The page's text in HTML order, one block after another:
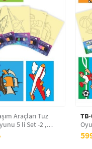
Araçları Tuz
5 li Set -2 ,
, Kum Boyama